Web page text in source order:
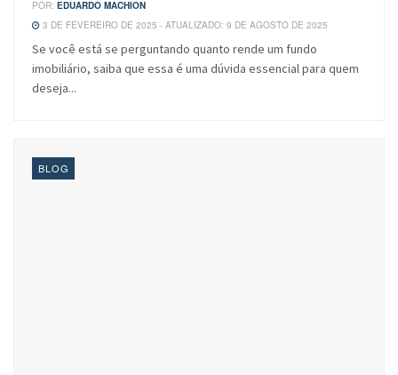
POR: EDUARDO MACHION
3 DE FEVEREIRO DE 2025 - ATUALIZADO: 9 DE AGOSTO DE 2025
Se você está se perguntando quanto rende um fundo
imobiliário, saiba que essa é uma dúvida essencial para quem
deseja...
BLOG